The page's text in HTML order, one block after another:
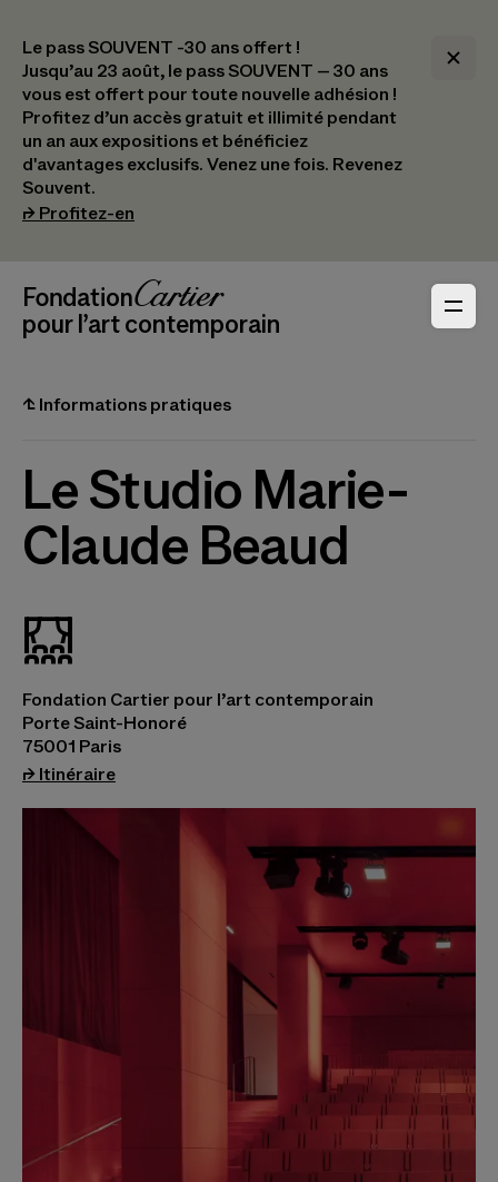
Le pass SOUVENT -30 ans offert !
Jusqu’au 23 août, le pass SOUVENT – 30 ans
vous est offert pour toute nouvelle adhésion !​
Profitez d’un accès gratuit et illimité pendant
un an aux expositions et bénéficiez
d'avantages exclusifs.​ Venez une fois. Revenez
Souvent.
⮣ Profitez-en
Navigation en-tête
_logoFondation Cartier
pour l’art contemporain
⮤ Informations pratiques
Le Studio Marie-
Claude Beaud
_stud
Fondation Cartier pour l’art contemporain
Porte Saint-Honoré
75001 Paris
⮣ Itinéraire(s’ouvre dans un nouvel onglet)